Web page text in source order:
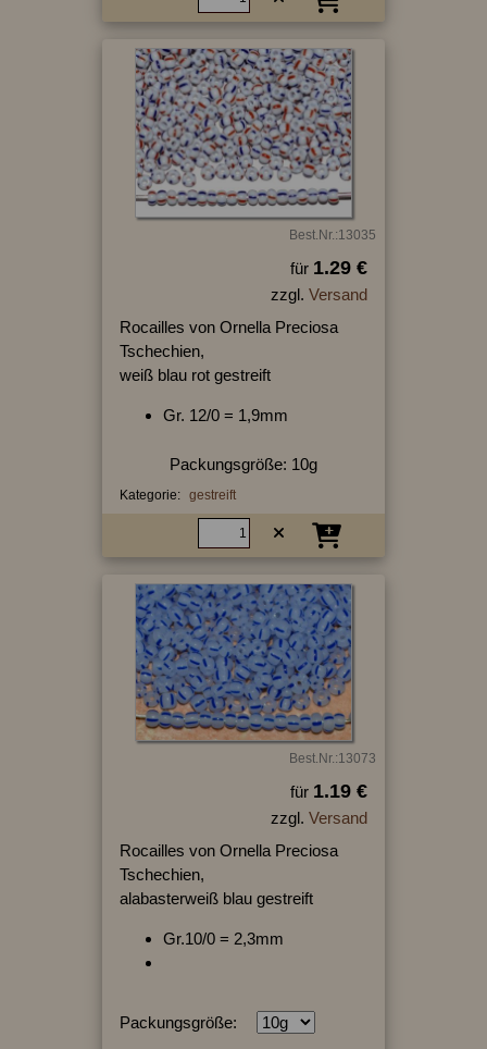
Best.Nr.:13035
für 1.29 €
zzgl. Versand
Rocailles von Ornella Preciosa
Tschechien,
weiß blau rot gestreift
Gr. 12/0 = 1,9mm
Packungsgröße: 10g
Kategorie: gestreift
Best.Nr.:13073
für 1.19 €
zzgl. Versand
Rocailles von Ornella Preciosa
Tschechien,
alabasterweiß blau gestreift
Gr.10/0 = 2,3mm
Packungsgröße: